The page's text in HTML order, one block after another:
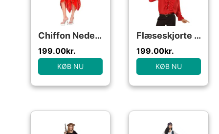
Chiffon Nederdel Rød
199.00kr.
KØB NU
Flæseskjorte Rød
199.00kr.
KØB NU